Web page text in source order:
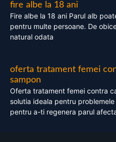
fire albe la 18 ani
Fire albe la 18 ani Parul alb
pentru multe persoane. De
natural odata
oferta tratament femei
sampon
Oferta tratament femei contra
solutia ideala pentru
pentru a-ti regenera parul